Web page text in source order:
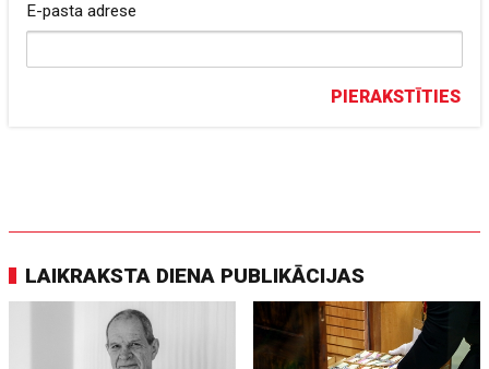
E-pasta adrese
PIERAKSTĪTIES
LAIKRAKSTA DIENA PUBLIKĀCIJAS